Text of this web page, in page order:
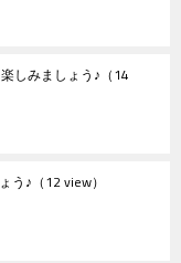
しみましょう♪ （14
う♪ （12 view）